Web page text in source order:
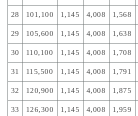
28 101,100 1,145 4,008 1,568
29 105,600 1,145 4,008 1,638
30 110,100 1,145 4,008 1,708
31 115,500 1,145 4,008 1,791
32 120,900 1,145 4,008 1,875
33 126,300 1,145 4,008 1,959